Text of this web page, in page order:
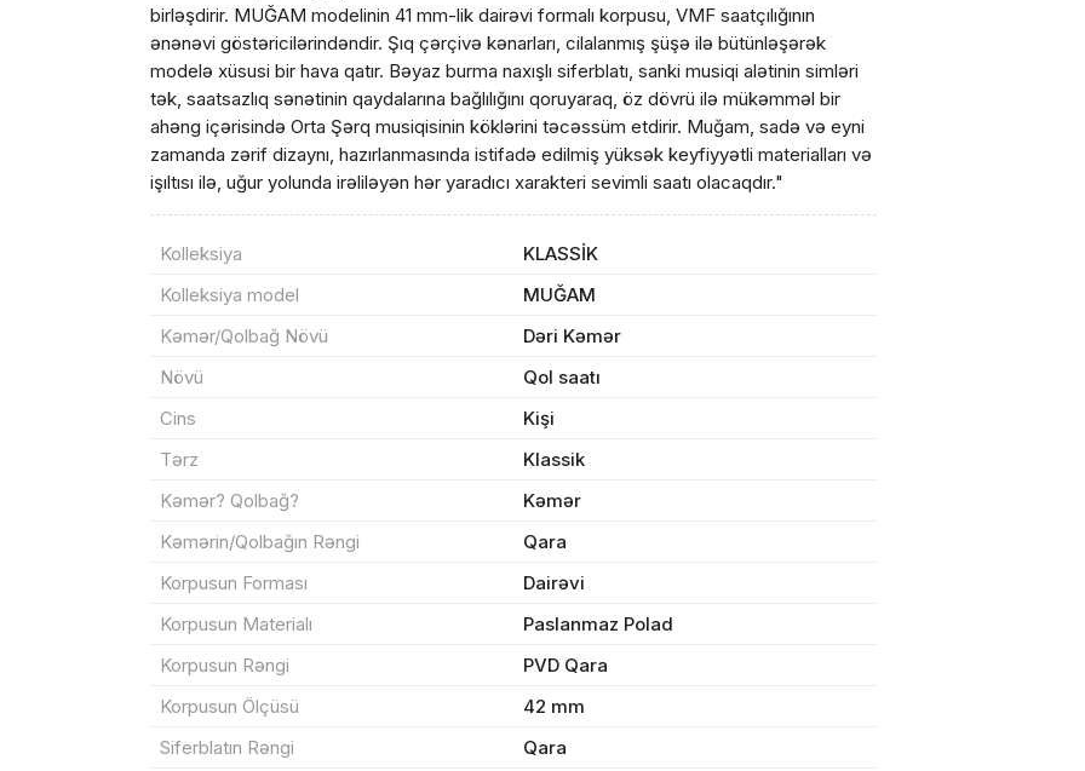
birləşdirir. MUĞAM modelinin 41 mm-lik dairəvi formalı korpusu, VMF saatçılığının
ənənəvi göstəricilərindəndir. Şıq çərçivə kənarları, cilalanmış şüşə ilə bütünləşərək
modelə xüsusi bir hava qatır. Bəyaz burma naxışlı siferblatı, sanki musiqi alətinin simləri
tək, saatsazlıq sənətinin qaydalarına bağlılığını qoruyaraq, öz dövrü ilə mükəmməl bir
ahəng içərisində Orta Şərq musiqisinin köklərini təcəssüm etdirir. Muğam, sadə və eyni
zamanda zərif dizaynı, hazırlanmasında istifadə edilmiş yüksək keyfiyyətli materialları və
işıltısı ilə, uğur yolunda irəliləyən hər yaradıcı xarakteri sevimli saatı olacaqdır."
Kolleksiya
KLASSİK
Kolleksiya model
MUĞAM
Kəmər/Qolbağ Növü
Dəri Kəmər
Növü
Qol saatı
Cins
Kişi
Tərz
Klassik
Kəmər? Qolbağ?
Kəmər
Kəmərin/Qolbağın Rəngi
Qara
Korpusun Forması
Dairəvi
Korpusun Materialı
Paslanmaz Polad
Korpusun Rəngi
PVD Qara
Korpusun Ölçüsü
42 mm
Siferblatın Rəngi
Qara
Məhsul(lar) səbətə əlavə edildi
Sifarişin detalları
Endirim
Çatdırılma